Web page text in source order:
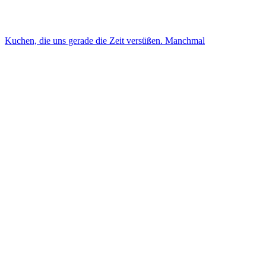
Kuchen, die uns gerade die Zeit versüßen. Manchmal